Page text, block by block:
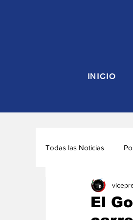
INICIO
Todas las Noticias
Seguridad y Defensa
El